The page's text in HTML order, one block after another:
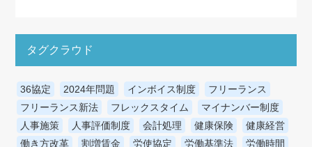
タグクラウド
36協定 2024年問題 インボイス制度
フリーランス
フリーランス新法
フレックスタイム
マイナンバー制度
人事施策
人事評価制度 会計処理 健康保険
健康経営
働き方改革
割増賃金 労使協定 労働基準法
労働時間